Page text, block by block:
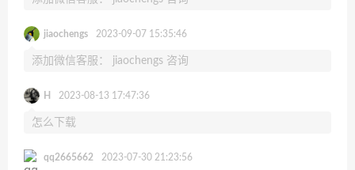
jiaochengs 2023-09-07 15:35:46
添加微信客服： jiaochengs 咨询
H 2023-08-13 17:47:36
怎么下载
qq2665662 2023-07-30 21:23:56